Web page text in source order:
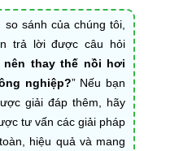
sánh của chúng tôi,
trả lời được câu hỏi
nên thay thế nồi hơi
nghiệp?” Nếu bạn
giải đáp thêm, hãy
tư vấn các giải pháp
hiệu quả và mang